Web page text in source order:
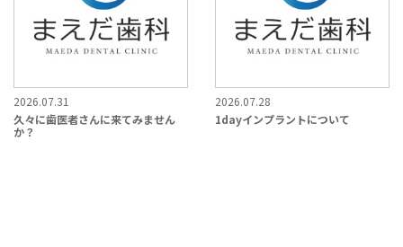
2026.07.31
久々に歯医者さんに来てみません
か？
2026.07.28
1dayインプラントについて